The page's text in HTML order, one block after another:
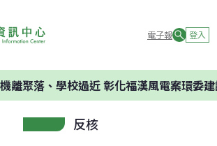
電子報 登入
落、學校過近 彰化福漢風電案環委建議不
反核